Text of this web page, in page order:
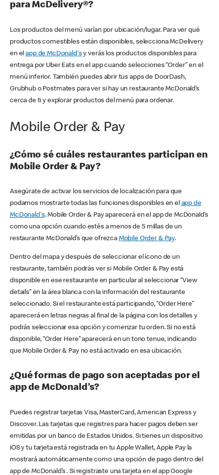
para McDelivery®?
Los productos del menú varían por ubicación/lugar. Para ver qué
productos comestibles están disponibles, selecciona McDelivery
en elapp de McDonald'sy verás los productos disponibles para
entrega por Uber Eats en el app cuando selecciones “Order” en el
menú inferior. También puedes abrir tus apps de DoorDash,
Grubhub o Postmates para ver si hay un restaurante McDonald’s
cerca de ti y explorar productos del menú para ordenar.
Mobile Order & Pay
¿Cómo sé cuáles restaurantes participan en
Mobile Order & Pay?
Asegúrate de activar los servicios de localización para que
podamos mostrarte todas las funciones disponibles en el app de
McDonald's. Mobile Order & Pay aparecerá en el app de McDonald’s
como una opción cuando estés a menos de 5 millas de un
restaurante McDonald’s que ofrezca Mobile Order & Pay.
Dentro del mapa y después de seleccionar el ícono de un
restaurante, también podrás ver si Mobile Order & Pay está
disponible en ese restaurante en particular al seleccionar “View
details” en la área blanca con la información del restaurante
seleccionado. Si el restaurante está participando, “Order Here”
aparecerá en letras negras al final de la página con los detalles y
podrás seleccionar esa opción y comenzar tu orden. Si no está
disponible, “Order Here” aparecerá en un tono tenue, indicando
que Mobile Order & Pay no está activado en esa ubicación.
¿Qué formas de pago son aceptadas por el
app de McDonald’s?
Puedes registrar tarjetas Visa, MasterCard, American Express y
Discover. Las tarjetas que registres para hacer pagos deben ser
emitidas por un banco de Estados Unidos. Si tienes un dispositivo
iOS y tu tarjeta está registrada en tu Apple Wallet, Apple Pay la
mostrará automáticamente como una opción de pago dentro del
app de McDonald’s . Si registraste una tarjeta en el app Google